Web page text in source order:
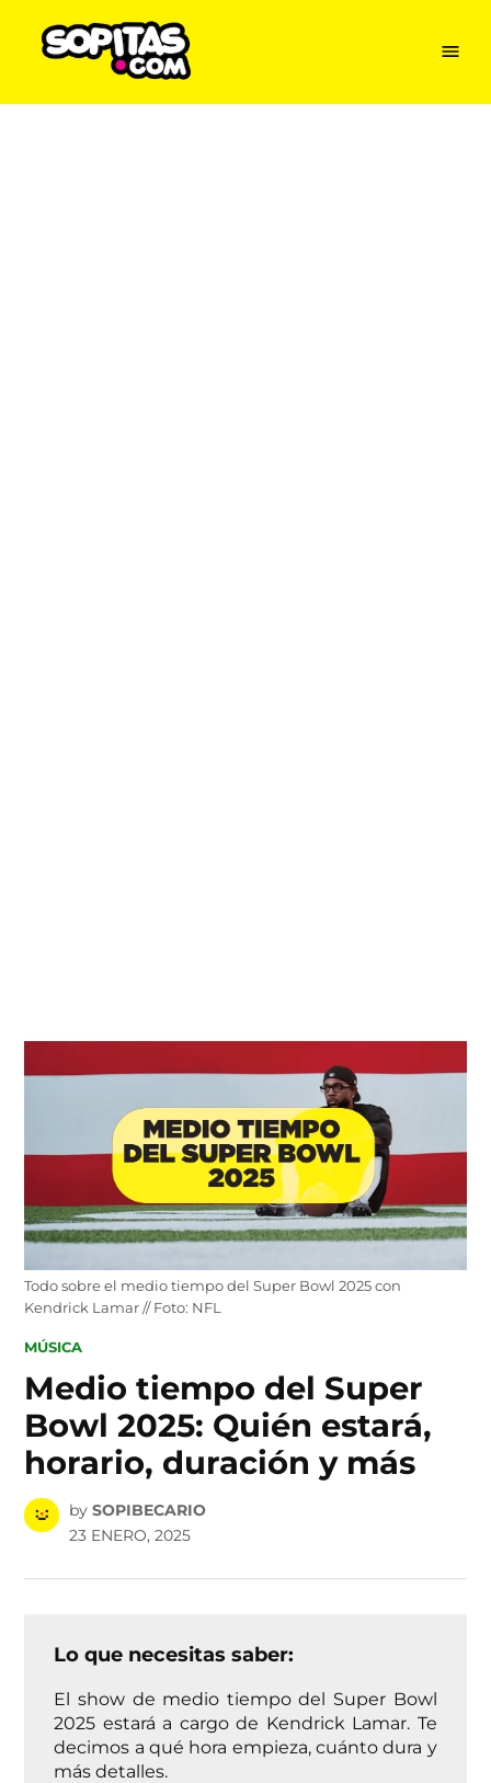
content
Menu
Todo sobre el medio tiempo del Super Bowl 2025 con
Kendrick Lamar // Foto: NFL
POSTED
MÚSICA
Medio tiempo del Super
Bowl 2025: Quién estará,
horario, duración y más
by SOPIBECARIO
23 ENERO, 2025
Lo que necesitas saber:
El show de medio tiempo del Super Bowl
2025 estará a cargo de Kendrick Lamar. Te
decimos a qué hora empieza, cuánto dura y
más detalles.